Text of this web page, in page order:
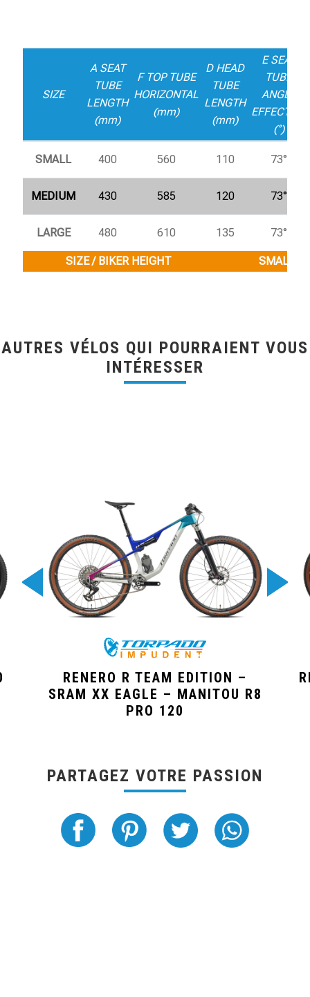
SIZE
A SEAT
TUBE
LENGTH
(mm)
F TOP TUBE
HORIZONTAL
(mm)
D HEAD
TUBE
LENGTH
(mm)
E SEAT
TUBE
ANGLE
EFFECTIVE
(°)
SMALL 400 560 110 73°
MEDIUM 430 585 120 73°
LARGE 480 610 135 73°
SIZE / BIKER HEIGHT SMALL /
AUTRES VÉLOS QUI POURRAIENT VOUS
INTÉRESSER
RENERO R TEAM EDITION –
SRAM XX EAGLE – MANITOU R8
PRO 120
PARTAGEZ VOTRE PASSION